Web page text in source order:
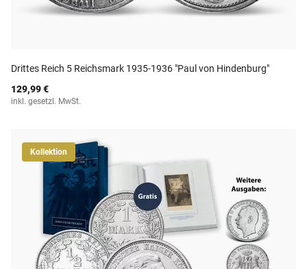
Drittes Reich 5 Reichsmark 1935-1936 "Paul von Hindenburg"
129,99 €
inkl. gesetzl. MwSt.
Kollektion